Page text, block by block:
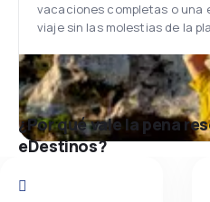
vacaciones completas o una
viaje sin las molestias de la
¿Por qué vale la pena
eDestinos?